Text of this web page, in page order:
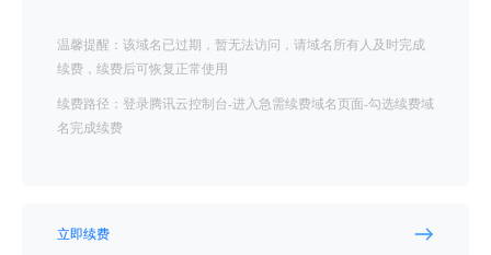
温馨提醒：该域名已过期，暂无法访问，请域名所有人及时完成
续费，续费后可恢复正常使用
续费路径：登录腾讯云控制台-进入急需续费域名页面-勾选续费域
名完成续费
立即续费